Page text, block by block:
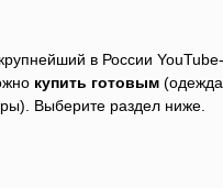
в России
купить готовым
Выберите раздел ниже.